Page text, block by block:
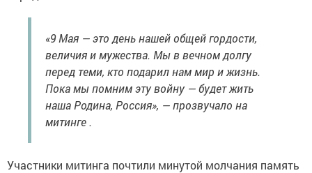
«9 Мая — это день нашей общей гордости,
величия и мужества. Мы в вечном долгу
перед теми, кто подарил нам мир и жизнь.
Пока мы помним эту войну — будет жить
наша Родина, Россия», — прозвучало на
митинге .
Участники митинга почтили минутой молчания память